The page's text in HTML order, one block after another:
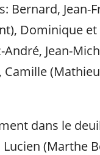
Bernard, Jean-
Dominique
Jean-
Camille
dans le
(Marthe